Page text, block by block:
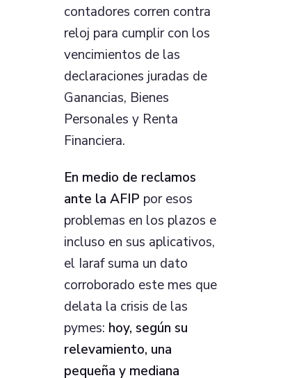
contadores corren contra
reloj para cumplir con los
vencimientos de las
declaraciones juradas de
Ganancias, Bienes
Personales y Renta
Financiera.
En medio de reclamos
ante la AFIP por esos
problemas en los plazos e
incluso en sus aplicativos,
el Iaraf suma un dato
corroborado este mes que
delata la crisis de las
pymes: hoy, según su
relevamiento, una
pequeña y mediana